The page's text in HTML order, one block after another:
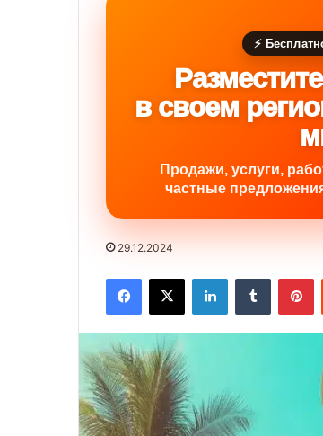
⚡
в своем
Продажи, услуги,
частные
29.12.2024
Facebook
X LinkedInTumblr